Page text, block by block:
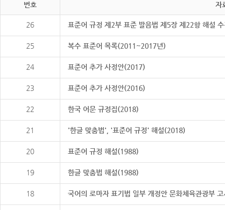
번호 자
26 표준어 규정 제2부 표준 발음법 제5장 제22항 해설
25 복수 표준어 목록(2011~2017년)
24 표준어 추가 사정안(2017)
23 표준어 추가 사정안(2016)
22 한국 어문 규정집(2018)
21 '한글 맞춤법', '표준어 규정' 해설(2018)
20 표준어 규정 해설(1988)
19 한글 맞춤법 해설(1988)
18 국어의 로마자 표기법 일부 개정안 문화체육관광부